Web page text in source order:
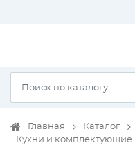
Главная Каталог
Кухни и комплектующие